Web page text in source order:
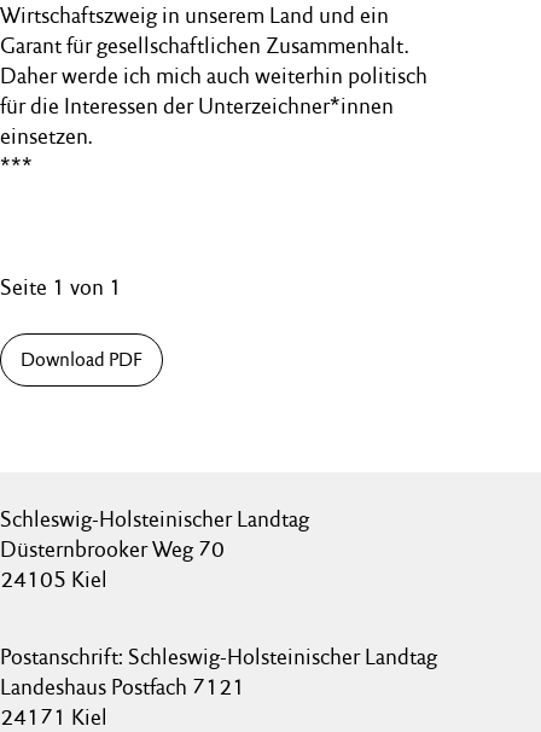
Wirtschaftszweig in unserem Land und ein
Garant für gesellschaftlichen Zusammenhalt.
Daher werde ich mich auch weiterhin politisch
für die Interessen der Unterzeichner*innen
einsetzen.
***
Seite 1 von 1
Download PDF
Schleswig-Holsteinischer Landtag
Düsternbrooker Weg 70
24105 Kiel
Postanschrift: Schleswig-Holsteinischer Landtag
Landeshaus Postfach 7121
24171 Kiel